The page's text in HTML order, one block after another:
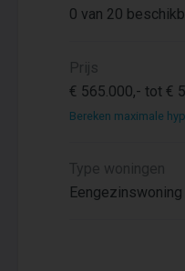
0 van 20
Prijs
€ 565.000,- tot €
Bereken maximale
Type woningen
Eengezinswoning